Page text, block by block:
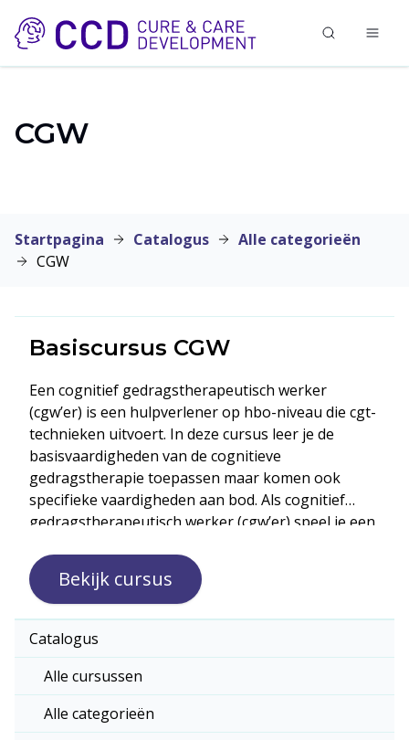
CGW
Startpagina Catalogus
Alle categorieën
CGW
Catalogus
Alle cursussen
Alle categorieën
Basiscursus CGW
Een cognitief gedragstherapeutisch werker
(cgw’er) is een hulpverlener op hbo-niveau die cgt-
technieken uitvoert. In deze cursus leer je de
basisvaardigheden van de cognitieve
gedragstherapie toepassen maar komen ook
specifieke vaardigheden aan bod. Als cognitief
gedragstherapeutisch werker (cgw’er) speel je een
interventies.
Bekijk cursus